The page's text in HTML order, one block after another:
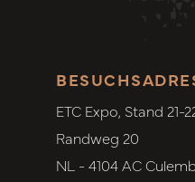
ETC Expo, Stand 21-
Randweg 20
NL - 4104 AC